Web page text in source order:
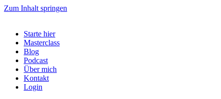
Zum Inhalt springen
Starte hier
Masterclass
Blog
Podcast
Über mich
Kontakt
Login